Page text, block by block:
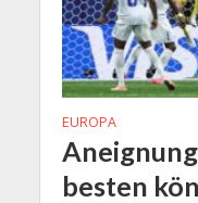
EUROPA
besten